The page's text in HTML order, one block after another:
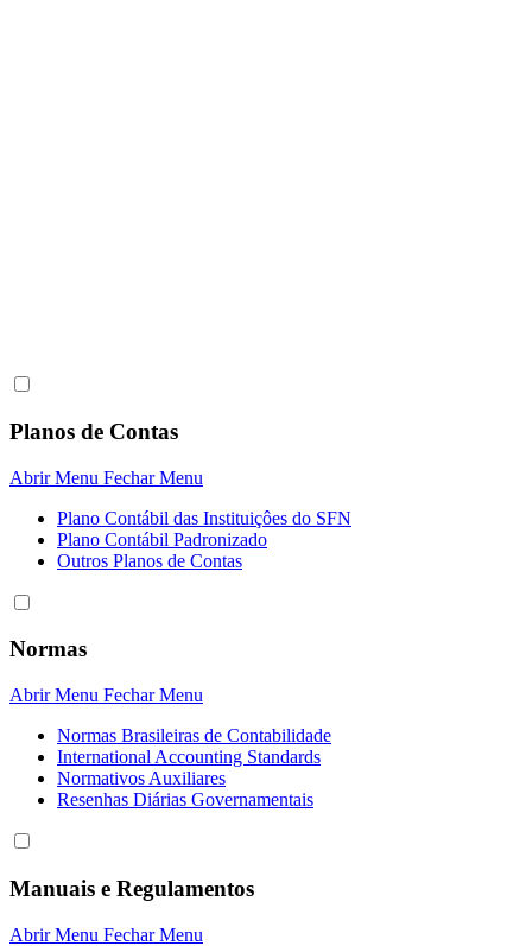
Planos de Contas
Abrir Menu Fechar Menu
Plano Contábil das Instituiçôes do SFN
Plano Contábil Padronizado
Outros Planos de Contas
Normas
Abrir Menu Fechar Menu
Normas Brasileiras de Contabilidade
International Accounting Standards
Normativos Auxiliares
Resenhas Diárias Governamentais
Manuais e Regulamentos
Abrir Menu Fechar Menu